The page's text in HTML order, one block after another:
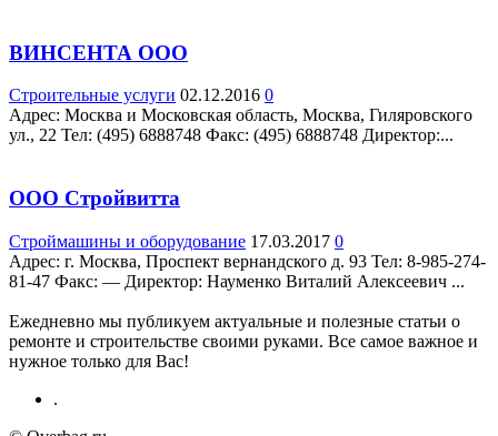
ВИНСЕНТА ООО
Строительные услуги 02.12.2016 0
Адрес: Москва и Московская область, Москва, Гиляровского
ул., 22 Teл: (495) 6888748 Факс: (495) 6888748 Директор:...
ООО Стройвитта
Строймашины и оборудование 17.03.2017 0
Адрес: г. Москва, Проспект вернандского д. 93 Teл: 8-985-274-
81-47 Факс: — Директор: Науменко Виталий Алексеевич ...
Ежедневно мы публикуем актуальные и полезные статьи о
ремонте и строительстве своими руками. Все самое важное и
нужное только для Вас!
.